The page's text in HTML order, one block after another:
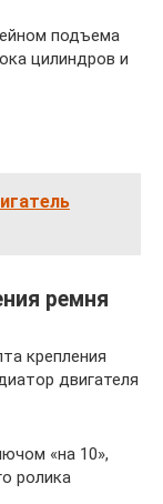
подъема
цилиндров и
ремня
крепления
двигателя
«на 10»,
ролика